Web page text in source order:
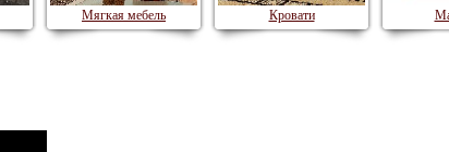
Мягкая мебель Кровати